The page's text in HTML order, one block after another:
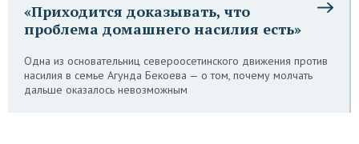
«Приходится доказывать, что
проблема домашнего насилия есть»
Одна из основательниц североосетинского движения против
насилия в семье Агунда Бекоева — о том, почему молчать
дальше оказалось невозможным